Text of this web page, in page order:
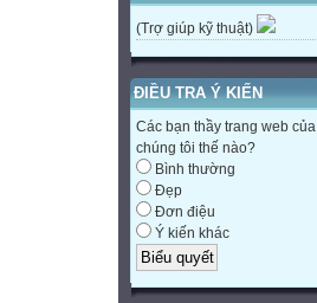
(Trợ giúp kỹ thuật)
ĐIỀU TRA Ý KIẾN
Các bạn thầy trang web của
chúng tôi thế nào?
Bình thường
Đẹp
Đơn điệu
Ý kiến khác